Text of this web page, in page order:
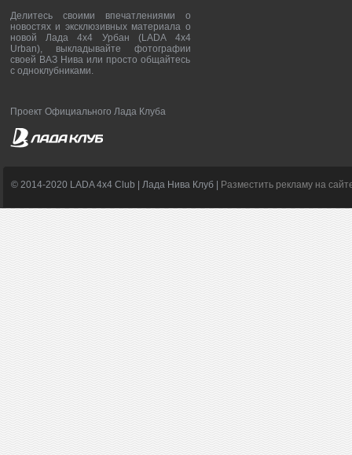
Делитесь своими впечатлениями о
новостях и эксклюзивных материала о
новой Лада 4х4 Урбан (LADA 4x4
Urban), выкладывайте фотографии
своей ВАЗ Нива или просто общайтесь
с одноклубниками.
Проект Официального Лада Клуба
© 2014-2020 LADA 4x4 Club | Лада Нива Клуб | Разместить рекламу на